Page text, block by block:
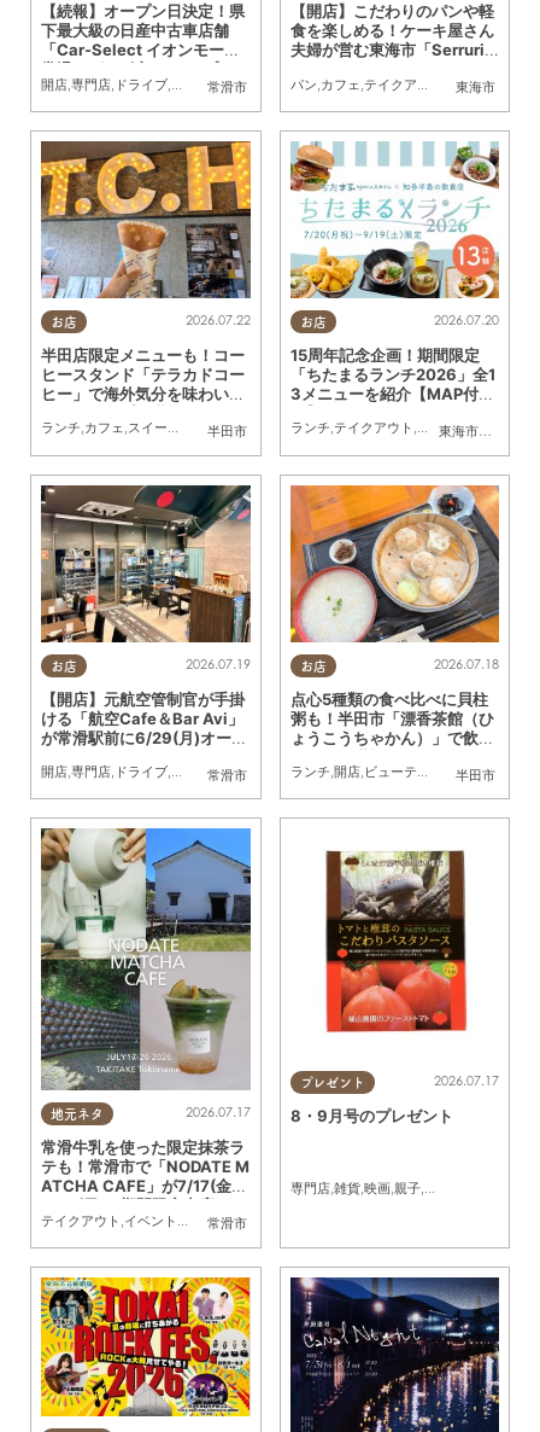
常滑市
【続報】オープン日決定！県
下最大級の日産中古車店舗
「Car-Select イオンモール
常滑」が8/1(土)にオープン
開店 専門店 ドライブ 家族,カップル おひとりさま,友人 東海市
【開店】こだわりのパンや軽
食を楽しめる！ケーキ屋さん
夫婦が営む東海市「Serrurie
ド）」6/29(月)テストオープ
ン
パン カフェ テイクアウト 開店,専門店
お店
半田市
2026.07.22
半田店限定メニューも！コー
ヒースタンド「テラカドコー
ヒー」で海外気分を味わいな
ランチ,カフェ,スイーツ テイクアウト 行ってみたレポ ,家族,カップル,おひとりさま
お店
東海市
,大府市
2026.07.20
15周年記念企画！期間限定
「ちたまるランチ2026」全1
3メニューを紹介【MAP付
ランチ,テイクアウト ,専門店,ちたまるス
お店
常滑市
2026.07.19
【開店】元航空管制官が手掛
ける「航空Cafe＆Bar Avi」
が常滑駅前に6/29(月)オープ
開店,専門店, ドライブ,親子 家族,カップル おひとりさま,友人
お店
半田市
2026.07.18
点心5種類の食べ比べに貝柱
粥も！半田市「漂香茶館（ひ
ょうこうちゃかん）」で飲茶
ランチ,開店, ビューティー 健康,行ってみ
地元ネタ
常滑市
2026.07.17
常滑牛乳を使った限定抹茶ラ
テも！常滑市で「NODATE M
ATCHA CAFE」が7/17(金)
～26(日)に期間限定出店
テイクアウト イベント ,親子,家族
プレゼント 2026.07.17
8・9月号のプレゼント
専門店,雑貨,映画,親子,夫婦